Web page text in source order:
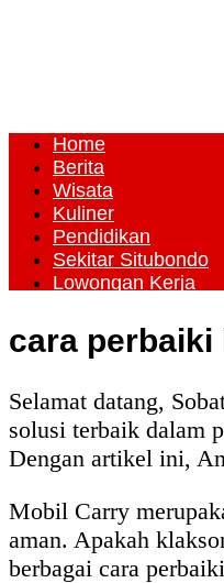
Home
Berita
Wisata
Kuliner
Pendidikan
Sekitar Situbondo
Lowongan Kerja
cara
Selamat datang,
solusi terbaik dalam
Dengan artikel ini,
Mobil Carry
aman. Apakah
berbagai cara